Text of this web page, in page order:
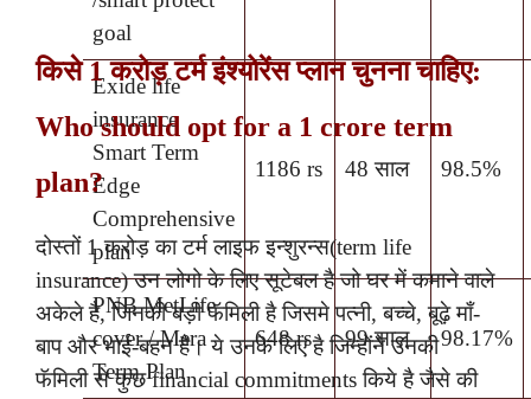
goal
Exide life
insurance
Smart Term
Edge
Comprehensive
plan
1186 rs 48 साल 98.5%
PNB MetLife
cover / Mera
Term Plan
648 rs 99 साल 98.17%
किसे 1 करोड़ टर्म इंश्योरेंस प्लान चुनना चाहिए:
Who should opt for a 1 crore term
plan?
दोस्तों 1 करोड़ का टर्म लाइफ इन्शुरन्स(term life
insurance) उन लोगो के लिए सूटेबल है जो घर में कमाने वाले
अकेले है, जिनकी बड़ी फॅमिली है जिसमे पत्नी, बच्चे, बूढ़े माँ-
बाप और भाई-बहन है। ये उनके लिए है जिन्होंने उनकी
फॅमिली से कुछ financial commitments किये है जैसे की